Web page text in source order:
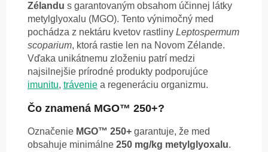
Zélandu s garantovaným obsahom účinnej látky
metylglyoxalu (MGO). Tento výnimočný med
pochádza z nektáru kvetov rastliny Leptospermum
scoparium, ktorá rastie len na Novom Zélande.
Vďaka unikátnemu zloženiu patrí medzi
najsilnejšie prírodné produkty podporujúce
imunitu, trávenie a regeneráciu organizmu.
Čo znamená MGO™ 250+?
Označenie MGO™ 250+ garantuje, že med
obsahuje minimálne 250 mg/kg metylglyoxalu.